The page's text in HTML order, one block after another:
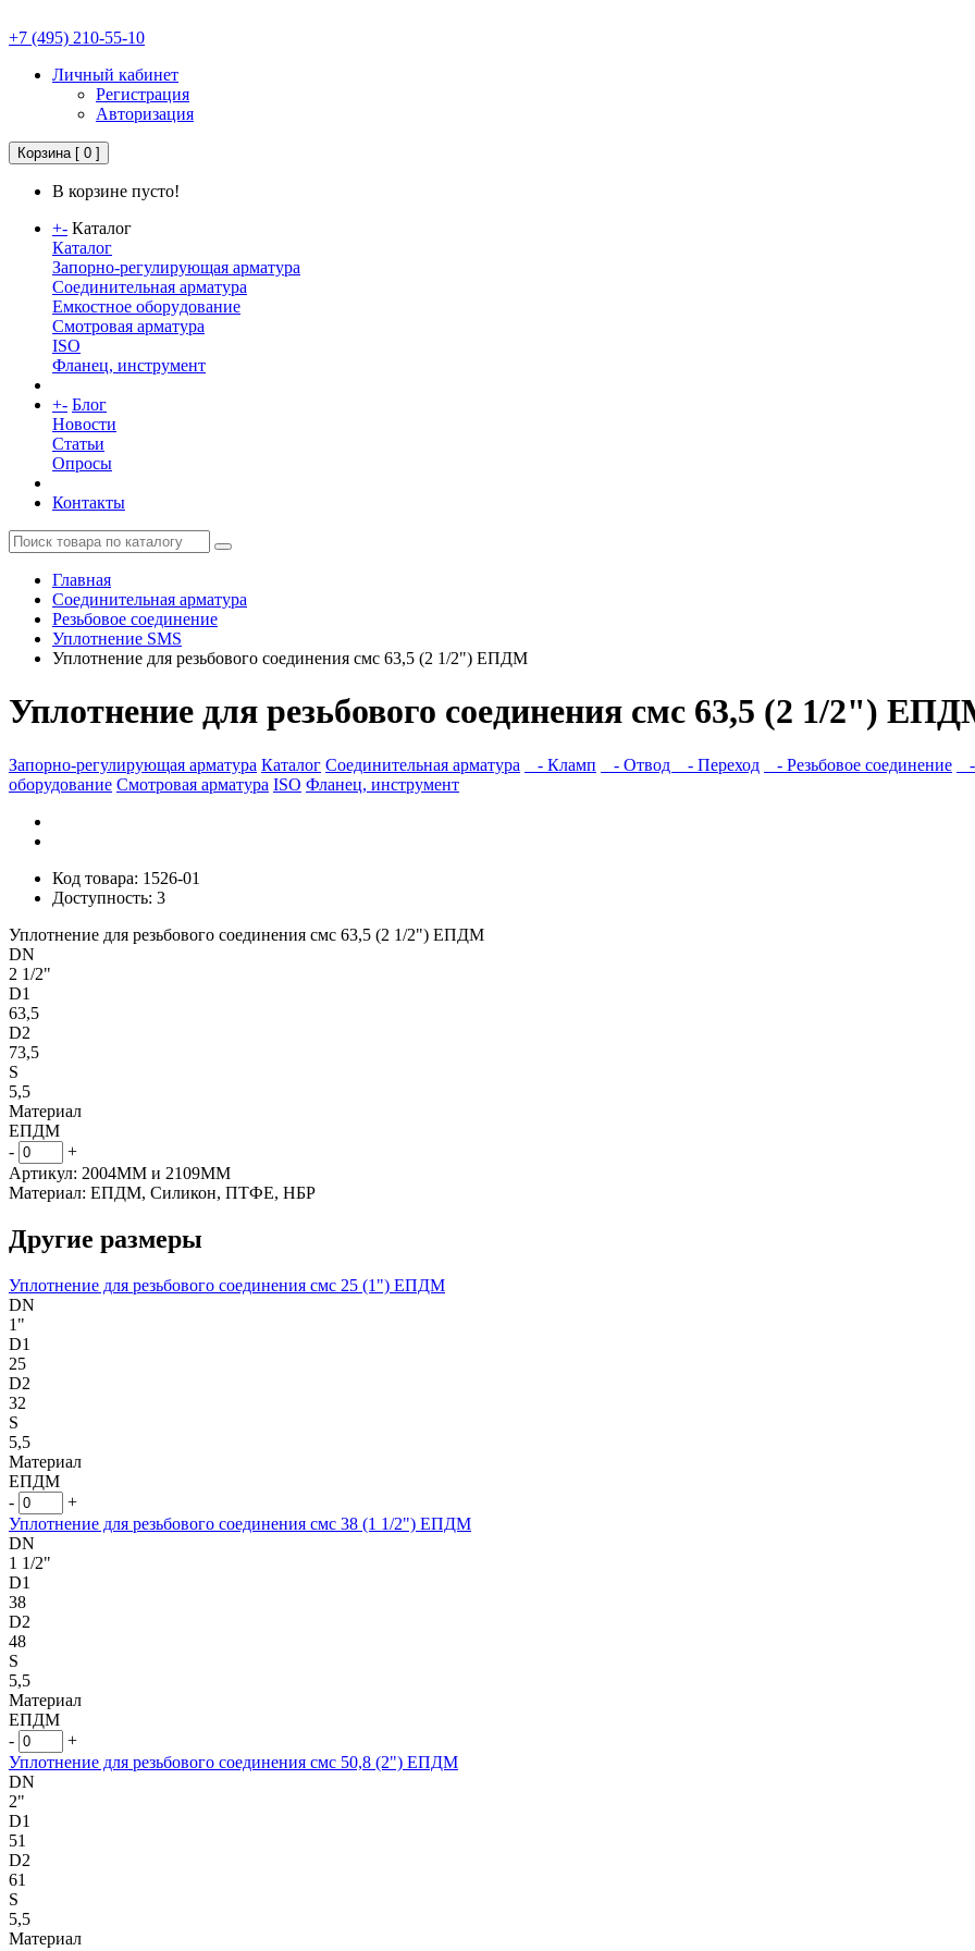
+7 (495) 210-55-10
Личный кабинет
Регистрация
Авторизация
Корзина[ 0 ]
В корзине пусто!
+- Каталог
Каталог
Запорно-регулирующая арматура
Соединительная арматура
Емкостное оборудование
Смотровая арматура
ISO
Фланец, инструмент
+- Блог
Новости
Статьи
Опросы
Контакты
Главная
Соединительная арматура
Резьбовое соединение
Уплотнение SMS
Уплотнение для резьбового соединения смс 63,5 (2 1/2") ЕПДМ
Уплотнение для резьбового соединения смс 63,5 (2 1/2")
Запорно-регулирующая арматура Каталог Соединительная арматура - Кламп - Отвод - Переход - Резьбовое соединение -
оборудование Смотровая арматура ISO Фланец, инструмент
Код товара: 1526-01
Доступность: 3
Уплотнение для резьбового соединения смс 63,5 (2 1/2") ЕПДМ
DN
2 1/2"
D1
63,5
D2
73,5
S
5,5
Материал
ЕПДМ
-
+
Артикул: 2004ММ и 2109ММ
Материал: ЕПДМ, Силикон, ПТФЕ, НБР
Другие размеры
Уплотнение для резьбового соединения смс 25 (1") ЕПДМ
DN
1"
D1
25
D2
32
S
5,5
Материал
ЕПДМ
-
+
Уплотнение для резьбового соединения смс 38 (1 1/2") ЕПДМ
DN
1 1/2"
D1
38
D2
48
S
5,5
Материал
ЕПДМ
-
+
Уплотнение для резьбового соединения смс 50,8 (2") ЕПДМ
DN
2"
D1
51
D2
61
S
5,5
Материал